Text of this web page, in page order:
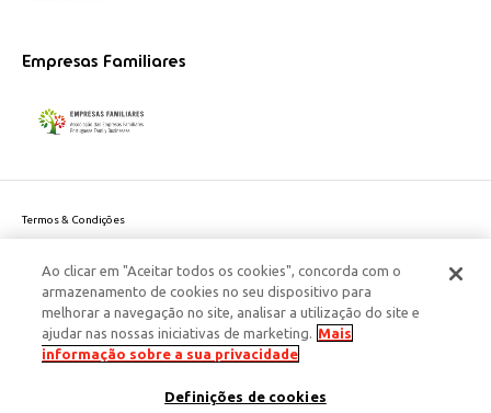
Empresas Familiares
Termos & Condições
Politica de Cookies
Política de Privacidade Dados Pessoais
Responsabilidade Social Corporativa
Este site é protegido pelo reCAPTCHA e aplicam-se a
da Google.
Ao clicar em "Aceitar todos os cookies", concorda com o
armazenamento de cookies no seu dispositivo para
melhorar a navegação no site, analisar a utilização do site e
ajudar nas nossas iniciativas de marketing. Mais
informação sobre a sua privacidade
Definições de cookies